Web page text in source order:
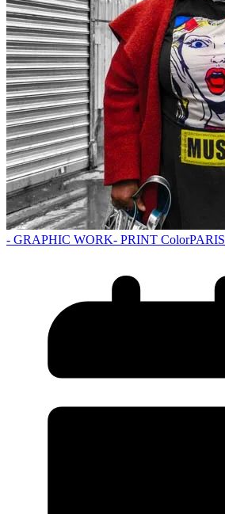
- GRAPHIC WORK- PRINT ColorPARIS